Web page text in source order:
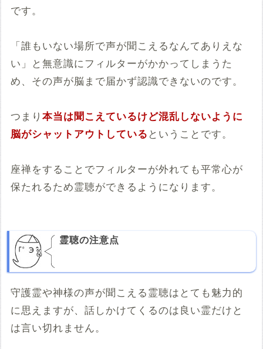
です。
「誰もいない場所で声が聞こえるなんてありえな
い」と無意識にフィルターがかかってしまうた
め、その声が脳まで届かず認識できないのです。
つまり 本当は聞こえているけど混乱しないように
脳がシャットアウトしている ということです。
座禅をすることでフィルターが外れても平常心が
保たれるため霊聴ができるようになります。
霊聴の注意点
守護霊や神様の声が聞こえる霊聴はとても魅力的
に思えますが、話しかけてくるのは良い霊だけと
は言い切れません。